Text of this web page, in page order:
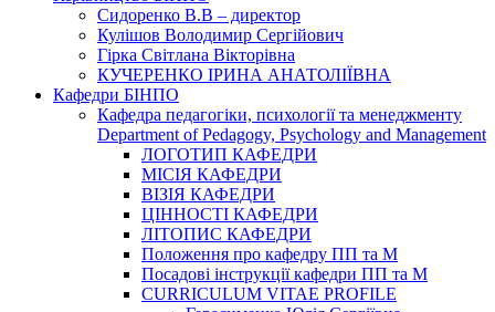
Сидоренко В.В – директор
Кулішов Володимир Сергійович
Гірка Світлана Вікторівна
КУЧЕРЕНКО ІРИНА АНАТОЛІЇВНА
Кафедри БІНПО
Кафедра педагогіки, психології та менеджменту
Department of Pedagogy, Psychology and Management
ЛОГОТИП КАФЕДРИ
МІСІЯ КАФЕДРИ
ВІЗІЯ КАФЕДРИ
ЦІННОСТІ КАФЕДРИ
ЛІТОПИС КАФЕДРИ
Положення про кафедру ПП та М
Посадові інструкції кафедри ПП та М
CURRICULUM VITAE PROFILE